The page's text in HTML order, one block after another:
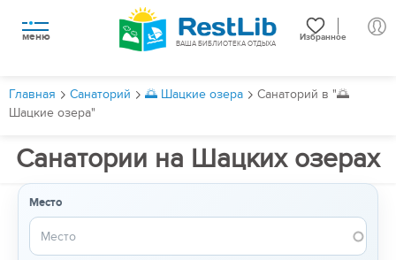
меню Избранное
ВАША БИБЛИОТЕКА ОТДЫХА
Главная Санаторий 🌅 Шацкие озера
Санаторий в "🌅
Шацкие озера"
Санатории на Шацких озерах
Место